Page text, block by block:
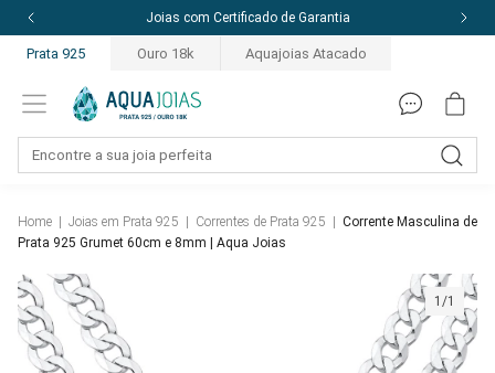
Joias com Certificado de Garantia
Prata 925 Ouro 18k Aquajoias Atacado
Home Joias em Prata 925 Correntes de Prata 925
Corrente Masculina de
Prata 925 Grumet 60cm e 8mm | Aqua Joias
1/1